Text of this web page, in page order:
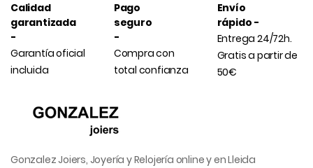
Calidad
garantizada
-
Garantía oficial
incluida
Pago
seguro
-
Compra con
total confianza
Envío
rápido -
Entrega 24/72h.
Gratis a partir de
50€
Gonzalez Joiers, Joyería y Relojería online y en Lleida